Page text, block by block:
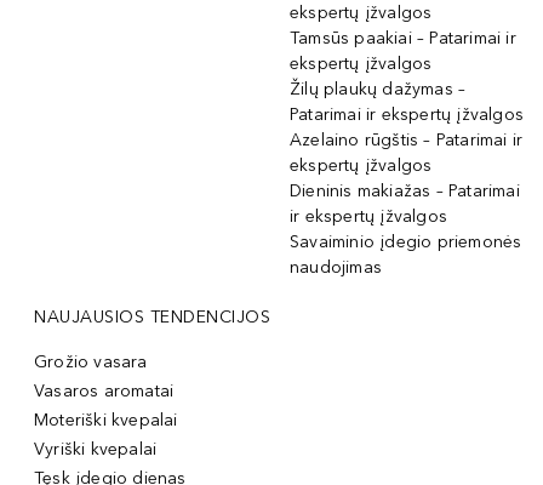
ekspertų įžvalgos
Tamsūs paakiai – Patarimai ir
ekspertų įžvalgos
Žilų plaukų dažymas –
Patarimai ir ekspertų įžvalgos
Azelaino rūgštis – Patarimai ir
ekspertų įžvalgos
Dieninis makiažas – Patarimai
ir ekspertų įžvalgos
Savaiminio įdegio priemonės
naudojimas
NAUJAUSIOS TENDENCIJOS
Grožio vasara
Vasaros aromatai
Moteriški kvepalai
Vyriški kvepalai
Tęsk įdegio dienas